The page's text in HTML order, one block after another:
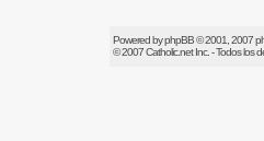
Powered byphpBB© 2001, 2007
© 2007Catholic.netInc. - Todos los